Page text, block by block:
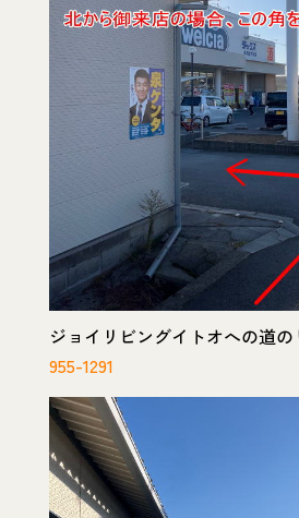
ジョイリビングイトオへの道
955-1291